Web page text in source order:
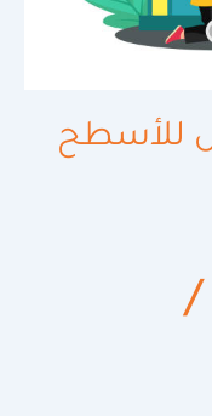
للأسطح
/